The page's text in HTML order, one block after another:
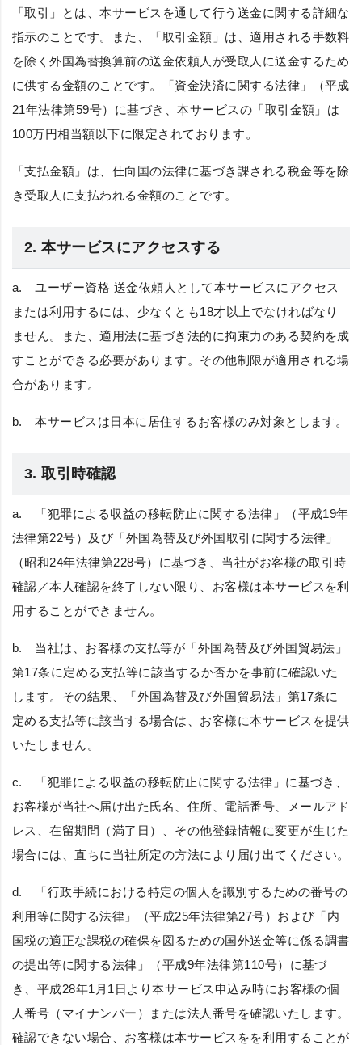
「取引」
とは、本サービスを通して行う送金に関する詳細な
指示のことです。また、
「取引金額」 は、適用される手数料
を除く外国為替換算前の送金依頼人が受取人に送金するため
に供する金額のことです。「資金決済に関する法律」（平成
21年法律第59号）に基づき、本サービスの 「取引金額」 は
100万円相当額以下に限定されております。
「支払金額」 は、仕向国の法律に基づき課される税金等を除
き受取人に支払われる金額のことです。
2. 本サービスにアクセスする
a.ユーザー資格 送金依頼人として本サービスにアクセス
または利用するには、少なくとも18才以上でなければなり
ません。また、適用法に基づき法的に拘束力のある契約を成
すことができる必要があります。その他制限が適用される場
合があります。
b.本サービスは日本に居住するお客様のみ対象とします。
3. 取引時確認
a. 「犯罪による収益の移転防止に関する法律」（平成19年
法律第22号）及び「外国為替及び外国取引に関する法律」
（昭和24年法律第228号）に基づき、当社がお客様の取引時
確認／本人確認を終了しない限り、お客様は本サービスを利
用することができません。
b. 当社は、お客様の支払等が「外国為替及び外国貿易法」
第17条に定める支払等に該当するか否かを事前に確認いた
します。その結果、「外国為替及び外国貿易法」第17条に
定める支払等に該当する場合は、お客様に本サービスを提供
いたしません。
c. 「犯罪による収益の移転防止に関する法律」に基づき、
お客様が当社へ届け出た氏名、住所、電話番号、メールアド
レス、在留期間（満了日）、その他登録情報に変更が生じた
場合には、直ちに当社所定の方法により届け出てください。
d. 「行政手続における特定の個人を識別するための番号の
利用等に関する法律」（平成25年法律第27号）および「内
国税の適正な課税の確保を図るための国外送金等に係る調書
の提出等に関する法律」（平成9年法律第110号）に基づ
き、平成28年1月1日より本サービス申込み時にお客様の個
人番号（マイナンバー）または法人番号を確認いたします。
確認できない場合、お客様は本サービスをを利用することが